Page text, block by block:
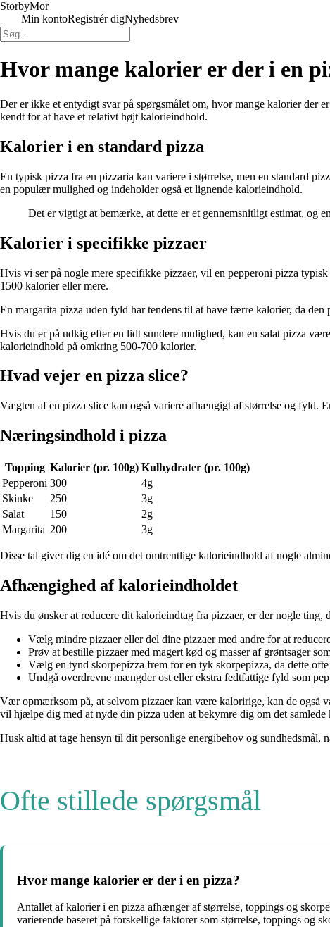
StorbyMor
Min kontoRegistrér digNyhedsbrev
Hvor mange kalorier er der i en
Der er ikke et entydigt svar på spørgsmålet om, hvor mange kalorier der
kendt for at have et relativt højt kalorieindhold.
Kalorier i en standard pizza
En typisk pizza fra en pizzaria kan variere i størrelse, men en standard
en populær mulighed og indeholder også et lignende kalorieindhold.
Det er vigtigt at bemærke, at dette er et gennemsnitligt estimat, og
Kalorier i specifikke pizzaer
Hvis vi ser på nogle mere specifikke pizzaer, vil en pepperoni pizza
1500 kalorier eller mere.
En margarita pizza uden fyld har tendens til at have færre kalorier, da
Hvis du er på udkig efter en lidt sundere mulighed, kan en salat pizza
kalorieindhold på omkring 500-700 kalorier.
Hvad vejer en pizza slice?
Vægten af en pizza slice kan også variere afhængigt af størrelse og fyld.
Næringsindhold i pizza
Topping Kalorier (pr. 100g) Kulhydrater (pr. 100g)
Pepperoni 300
4g
Skinke
250
3g
Salat
150
2g
Margarita 200 3g
Disse tal giver dig en idé om det omtrentlige kalorieindhold af nogle
Afhængighed af kalorieindholdet
Hvis du ønsker at reducere dit kalorieindtag fra pizzaer, er der nogle ting,
Vælg mindre pizzaer eller del dine pizzaer med andre for at
Prøv at bestille pizzaer med magert kød og masser af grøntsager
Vælg en tynd skorpepizza frem for en tyk skorpepizza, da dette
Undgå overdrevne mængder ost eller ekstra fedtfattige fyld som
Vær opmærksom på, at selvom pizzaer kan være kaloririge, kan de også
vil hjælpe dig med at nyde din pizza uden at bekymre dig om det samlede
Husk altid at tage hensyn til dit personlige energibehov og
Ofte stillede spørgsmål
Hvor mange kalorier er der i en pizza?
Antallet af kalorier i en pizza afhænger af størrelse, toppings og
varierende baseret på forskellige faktorer som størrelse, toppings og